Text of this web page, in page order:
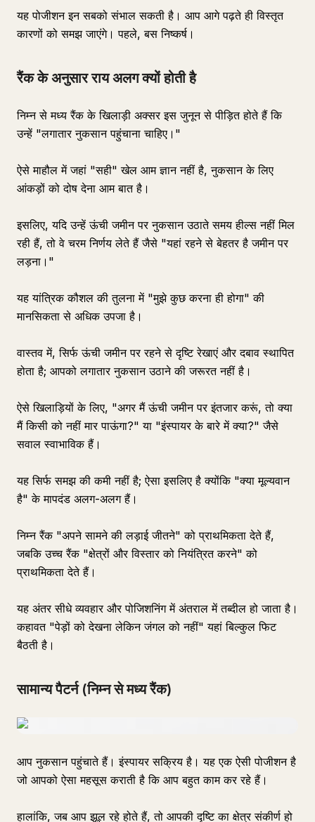
यह पोजीशन इन सबको संभाल सकती है। आप आगे पढ़ते ही विस्तृत
कारणों को समझ जाएंगे। पहले, बस निष्कर्ष।
रैंक के अनुसार राय अलग क्यों होती है
निम्न से मध्य रैंक के खिलाड़ी अक्सर इस जुनून से पीड़ित होते हैं कि
उन्हें "लगातार नुकसान पहुंचाना चाहिए।"
ऐसे माहौल में जहां "सही" खेल आम ज्ञान नहीं है, नुकसान के लिए
आंकड़ों को दोष देना आम बात है।
इसलिए, यदि उन्हें ऊंची जमीन पर नुकसान उठाते समय हील्स नहीं मिल
रही हैं, तो वे चरम निर्णय लेते हैं जैसे "यहां रहने से बेहतर है जमीन पर
लड़ना।"
यह यांत्रिक कौशल की तुलना में "मुझे कुछ करना ही होगा" की
मानसिकता से अधिक उपजा है।
वास्तव में, सिर्फ ऊंची जमीन पर रहने से दृष्टि रेखाएं और दबाव स्थापित
होता है; आपको लगातार नुकसान उठाने की जरूरत नहीं है।
ऐसे खिलाड़ियों के लिए, "अगर मैं ऊंची जमीन पर इंतजार करूं, तो क्या
मैं किसी को नहीं मार पाऊंगा?" या "इंस्पायर के बारे में क्या?" जैसे
सवाल स्वाभाविक हैं।
यह सिर्फ समझ की कमी नहीं है; ऐसा इसलिए है क्योंकि "क्या मूल्यवान
है" के मापदंड अलग-अलग हैं।
निम्न रैंक "अपने सामने की लड़ाई जीतने" को प्राथमिकता देते हैं,
जबकि उच्च रैंक "क्षेत्रों और विस्तार को नियंत्रित करने" को
प्राथमिकता देते हैं।
यह अंतर सीधे व्यवहार और पोजिशनिंग में अंतराल में तब्दील हो जाता है।
कहावत "पेड़ों को देखना लेकिन जंगल को नहीं" यहां बिल्कुल फिट
बैठती है।
सामान्य पैटर्न (निम्न से मध्य रैंक)
आप नुकसान पहुंचाते हैं। इंस्पायर सक्रिय है। यह एक ऐसी पोजीशन है
जो आपको ऐसा महसूस कराती है कि आप बहुत काम कर रहे हैं।
हालांकि, जब आप झूल रहे होते हैं, तो आपकी दृष्टि का क्षेत्र संकीर्ण हो